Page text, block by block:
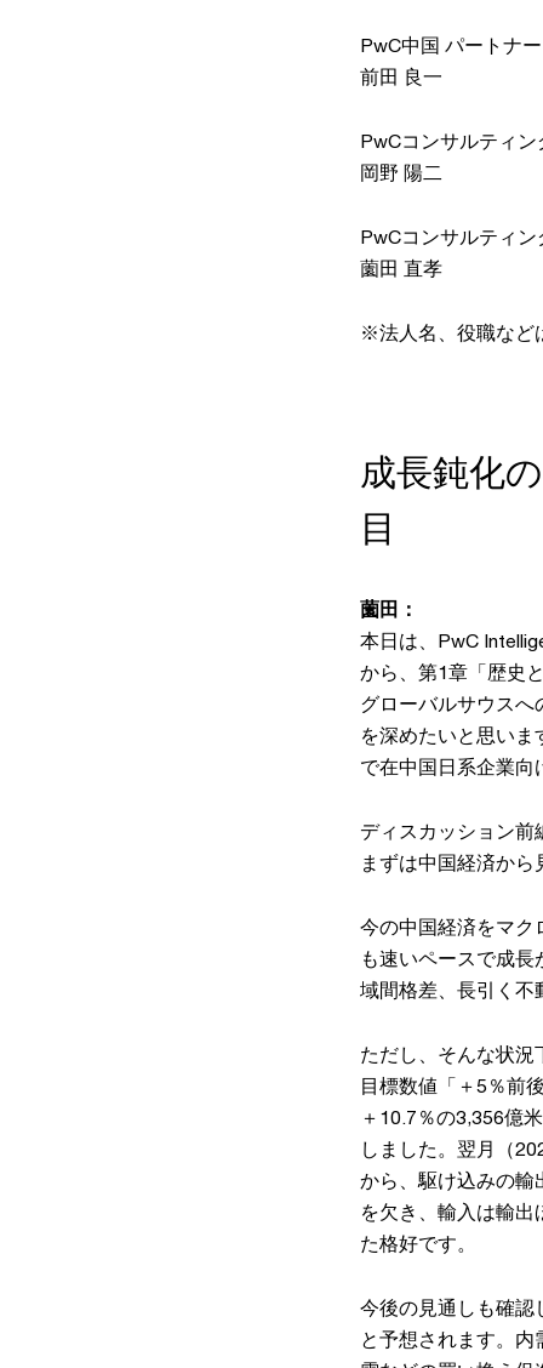
PwC中国 パートナー
前田 良一
PwCコンサルティ
岡野 陽二
PwCコンサルティ
薗田 直孝
※法人名、役職など
成長鈍化
目
薗田：
本日は、PwC
から、第1章「歴史
グローバルサウスへ
を深めたいと思い
で在中国日系企業向
ディスカッション前
まずは中国経済か
今の中国経済をマク
も速いペースで成
域間格差、長引く不
ただし、そんな状
目標数値「＋5％前
＋10.7％の3,356億
しました。翌月（
から、駆け込みの輸
を欠き、輸入は輸
た格好です。
今後の見通しも確認
と予想されます。